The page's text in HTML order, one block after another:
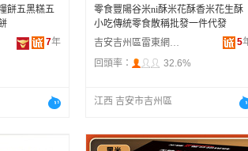
餅五黑糕五
7年
零食豐陽谷米ni酥米花酥香米花生酥
小吃傳統零食散稱批發一件代發
吉安吉州區雷東網絡科技有限公司
5
回頭率：
32.6%
江西 吉安市吉州區